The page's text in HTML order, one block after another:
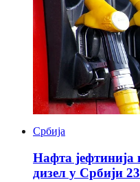
Србија
Нафта јефтинија
дизел у Србији